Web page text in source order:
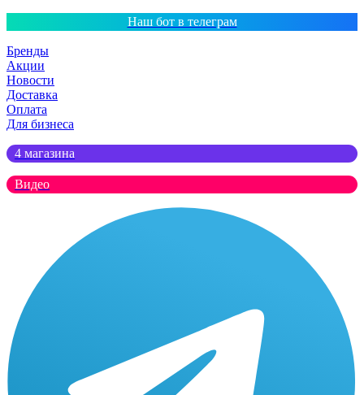
Наш бот в телеграм
Бренды
Акции
Новости
Доставка
Оплата
Для бизнеса
4 магазина
Видео